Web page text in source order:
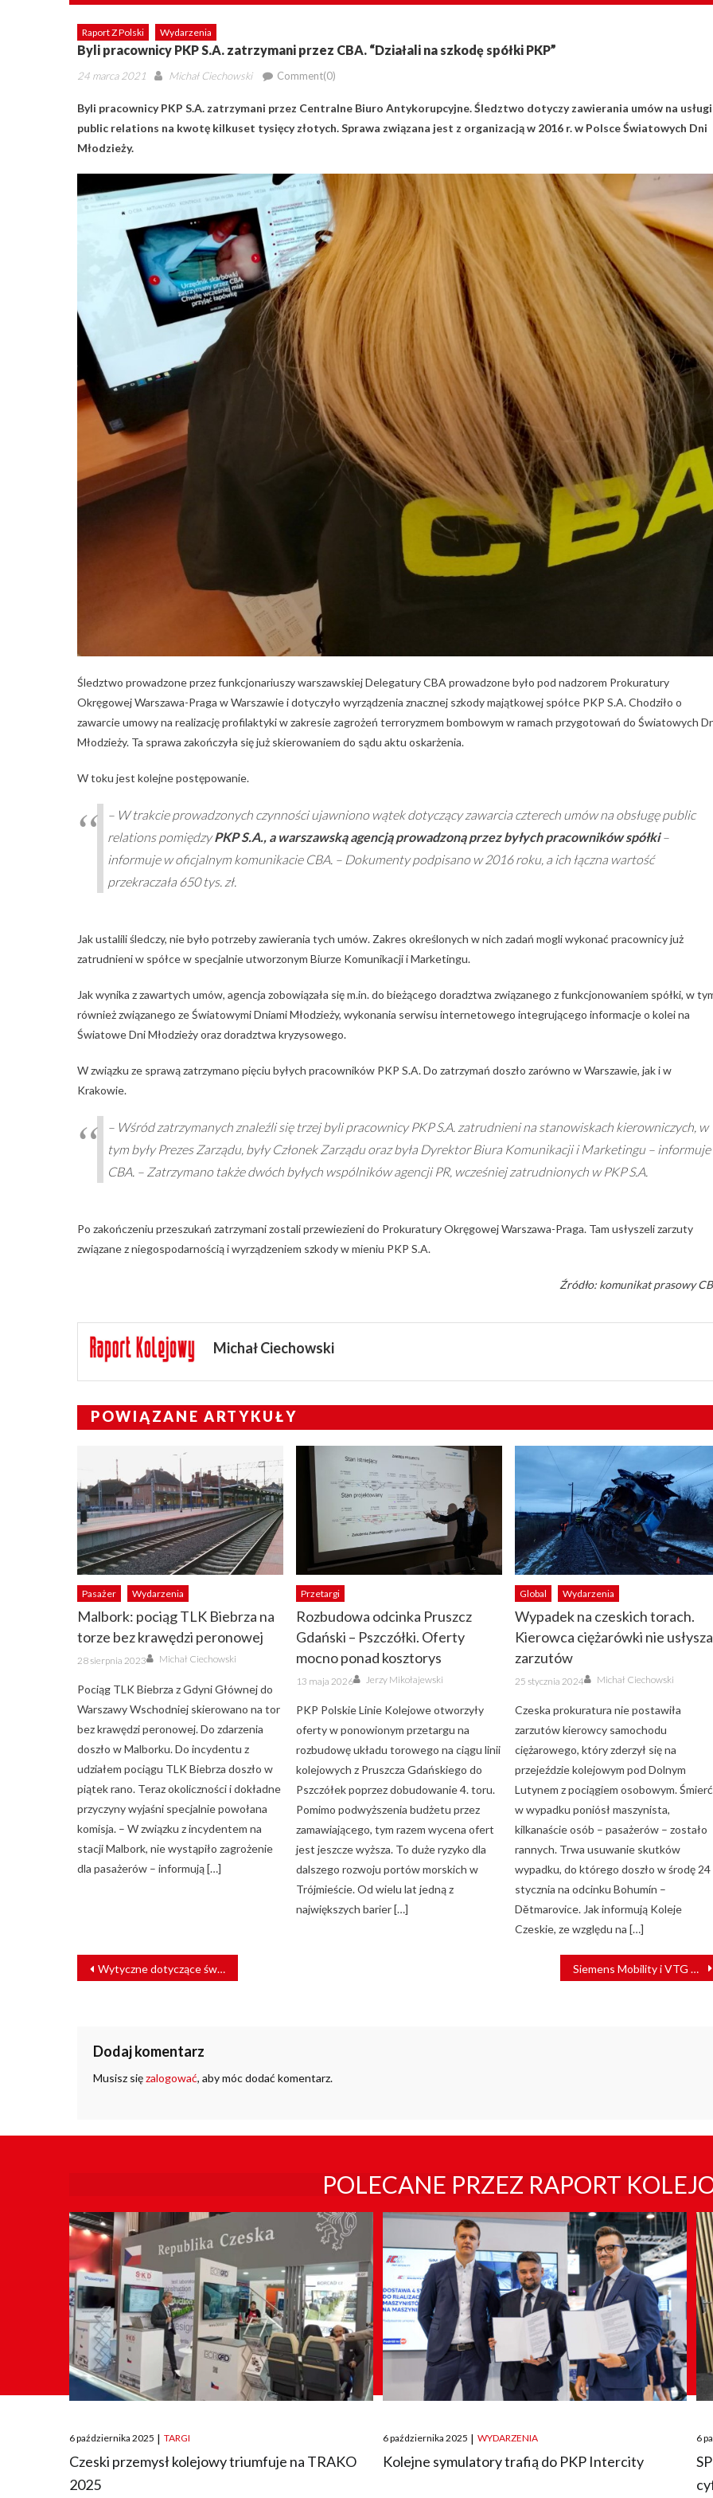
Raport Z Polski Wydarzenia
Byli pracownicy PKP S.A. zatrzymani przez CBA. “Działali na szkodę spółki PKP”
Posted
24 marca 2021 Author
Michał Ciechowski Comment(0)
Byli pracownicy PKP S.A. zatrzymani przez Centralne Biuro Antykorupcyjne. Śledztwo dotyczy zawierania umów na usługi
public relations na kwotę kilkuset tysięcy złotych. Sprawa związana jest z organizacją w 2016 r. w Polsce Światowych Dni
Młodzieży.
Śledztwo prowadzone przez funkcjonariuszy warszawskiej Delegatury CBA prowadzone było pod nadzorem Prokuratury
Okręgowej Warszawa-Praga w Warszawie i dotyczyło wyrządzenia znacznej szkody majątkowej spółce PKP S.A. Chodziło o
zawarcie umowy na realizację profilaktyki w zakresie zagrożeń terroryzmem bombowym w ramach przygotowań do Światowych
Młodzieży. Ta sprawa zakończyła się już skierowaniem do sądu aktu oskarżenia.
W toku jest kolejne postępowanie.
– W trakcie prowadzonych czynności ujawniono wątek dotyczący zawarcia czterech umów na obsługę public
relations pomiędzyPKP S.A., a warszawską agencją prowadzoną przez byłych pracowników spółki–
informuje w oficjalnym komunikacie CBA. – Dokumenty podpisano w 2016 roku, a ich łączna wartość
przekraczała 650 tys. zł.
Jak ustalili śledczy, nie było potrzeby zawierania tych umów. Zakres określonych w nich zadań mogli wykonać pracownicy już
zatrudnieni w spółce w specjalnie utworzonym Biurze Komunikacji i Marketingu.
Jak wynika z zawartych umów, agencja zobowiązała się m.in. do bieżącego doradztwa związanego z funkcjonowaniem spółki, w
również związanego ze Światowymi Dniami Młodzieży, wykonania serwisu internetowego integrującego informacje o kolei na
Światowe Dni Młodzieży oraz doradztwa kryzysowego.
W związku ze sprawą zatrzymano pięciu byłych pracowników PKP S.A. Do zatrzymań doszło zarówno w Warszawie, jak i w
Krakowie.
– Wśród zatrzymanych znaleźli się trzej byli pracownicy PKP S.A. zatrudnieni na stanowiskach kierowniczych, w
tym były Prezes Zarządu, były Członek Zarządu oraz była Dyrektor Biura Komunikacji i Marketingu – informuje
CBA. – Zatrzymano także dwóch byłych wspólników agencji PR, wcześniej zatrudnionych w PKP S.A.
Po zakończeniu przeszukań zatrzymani zostali przewiezieni do Prokuratury Okręgowej Warszawa-Praga. Tam usłyszeli zarzuty
związane z niegospodarnością i wyrządzeniem szkody w mieniu PKP S.A.
Źródło: komunikat prasowy
Michał Ciechowski
POWIĄZANE ARTYKUŁY
Pasażer Wydarzenia
Malbork: pociąg TLK Biebrza na
torze bez krawędzi peronowej
Posted
on
28 sierpnia 2023 Author
Michał Ciechowski
Pociąg TLK Biebrza z Gdyni Głównej do
Warszawy Wschodniej skierowano na tor
bez krawędzi peronowej. Do zdarzenia
doszło w Malborku. Do incydentu z
udziałem pociągu TLK Biebrza doszło w
piątek rano. Teraz okoliczności i dokładne
przyczyny wyjaśni specjalnie powołana
komisja. – W związku z incydentem na
stacji Malbork, nie wystąpiło zagrożenie
dla pasażerów – informują […]
Przetargi
Rozbudowa odcinka Pruszcz
Gdański – Pszczółki. Oferty
mocno ponad kosztorys
Posted
on
13 maja 2026 Author
Jerzy Mikołajewski
PKP Polskie Linie Kolejowe otworzyły
oferty w ponowionym przetargu na
rozbudowę układu torowego na ciągu linii
kolejowych z Pruszcza Gdańskiego do
Pszczółek poprzez dobudowanie 4. toru.
Pomimo podwyższenia budżetu przez
zamawiającego, tym razem wycena ofert
jest jeszcze wyższa. To duże ryzyko dla
dalszego rozwoju portów morskich w
Trójmieście. Od wielu lat jedną z
największych barier […]
Global Wydarzenia
Wypadek na czeskich torach.
Kierowca ciężarówki nie
zarzutów
Posted
on
25 stycznia 2024 Author
Michał Ciechowski
Czeska prokuratura nie postawiła
zarzutów kierowcy samochodu
ciężarowego, który zderzył się na
przejeździe kolejowym pod Dolnym
Lutynem z pociągiem osobowym. Śmierć
w wypadku poniósł maszynista,
kilkanaście osób – pasażerów – zostało
rannych. Trwa usuwanie skutków
wypadku, do którego doszło w środę 24
stycznia na odcinku Bohumín –
Dětmarovice. Jak informują Koleje
Czeskie, ze względu na […]
NAWIGACJA
WPISU
Wytyczne dotyczące świadectw dopuszczenia do eksploatacji. UTK prowadzi konsultacje Siemens Mobility i VTG Rail Europe testują system monitorowania hamulców
Dodaj komentarz
Musisz sięzalogować, aby móc dodać komentarz.
POLECANE PRZEZ RAPORT
Posted
on
6 października 2025 | TARGI
Czeski przemysł kolejowy triumfuje na TRAKO
2025
Posted
on
6 października 2025 | WYDARZENIA
Kolejne symulatory trafią do PKP Intercity
on
6